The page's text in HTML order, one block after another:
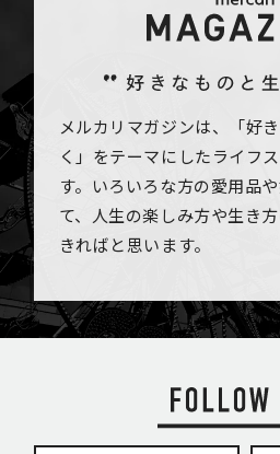
メルカリマガジンは、「好
く」をテーマにしたライフ
す。いろいろな方の愛用品
て、人生の楽しみ方や生き
きればと思います。